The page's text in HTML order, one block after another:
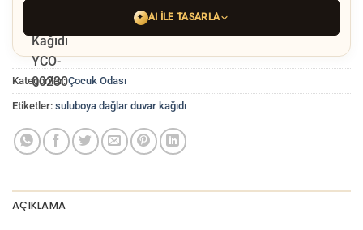
✦ AI ILE TASARLA
ChatGPT
baskı kalitesine yükseltip
üretim yaparız.
Kategoriler:Çocuk Odası
Etiketler: suluboya dağlar duvar kağıdı
AÇIKLAMA